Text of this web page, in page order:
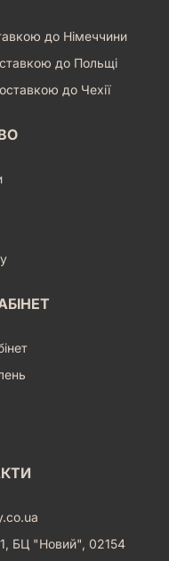
до Німеччини
до Польщі
до Чехії
БЦ "Новий", 02154